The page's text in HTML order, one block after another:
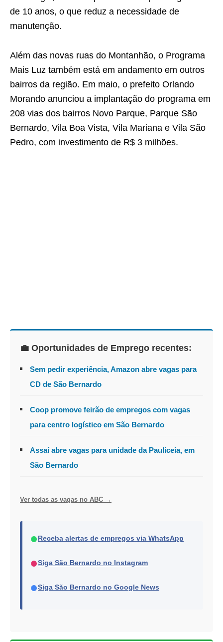
de 10 anos, o que reduz a necessidade de
manutenção.
Além das novas ruas do Montanhão, o Programa
Mais Luz também está em andamento em outros
bairros da região. Em maio, o prefeito Orlando
Morando anunciou a implantação do programa em
208 vias dos bairros Novo Parque, Parque São
Bernardo, Vila Boa Vista, Vila Mariana e Vila São
Pedro, com investimento de R$ 3 milhões.
💼 Oportunidades de Emprego recentes:
Sem pedir experiência, Amazon abre vagas para
CD de São Bernardo
Coop promove feirão de empregos com vagas
para centro logístico em São Bernardo
Assaí abre vagas para unidade da Pauliceia, em
São Bernardo
Ver todas as vagas no ABC →
● Receba alertas de empregos via WhatsApp
●Siga São Bernardo no Instagram
●Siga São Bernardo no Google News